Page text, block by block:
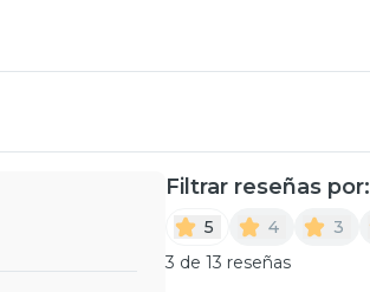
Filtrar reseñas por:
5 4 3
3 de 13 reseñas